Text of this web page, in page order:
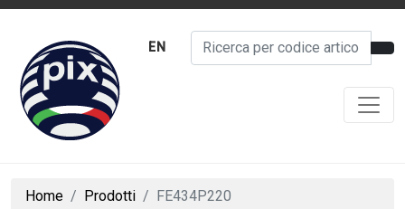
EN
Home Prodotti FE434P220